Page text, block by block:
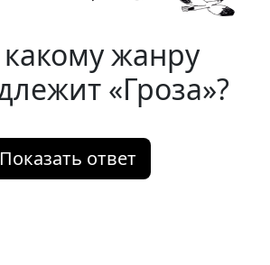
жанру
«Гроза»?
Показать ответ